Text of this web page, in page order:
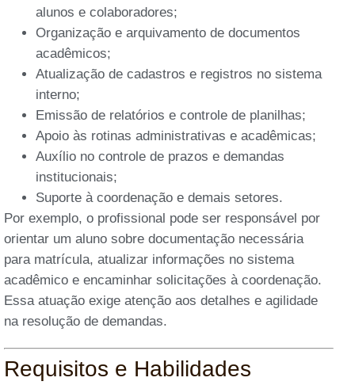
alunos e colaboradores;
Organização e arquivamento de documentos
acadêmicos;
Atualização de cadastros e registros no sistema
interno;
Emissão de relatórios e controle de planilhas;
Apoio às rotinas administrativas e acadêmicas;
Auxílio no controle de prazos e demandas
institucionais;
Suporte à coordenação e demais setores.
Por exemplo, o profissional pode ser responsável por
orientar um aluno sobre documentação necessária
para matrícula, atualizar informações no sistema
acadêmico e encaminhar solicitações à coordenação.
Essa atuação exige atenção aos detalhes e agilidade
na resolução de demandas.
Requisitos e Habilidades